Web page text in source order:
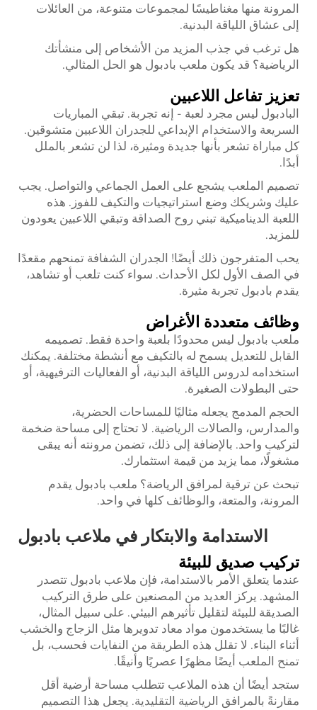
المرونة منها مغناطيسًا لمجموعات متنوعة، من العائلات
إلى عشاق اللياقة البدنية.
هل ترغب في جذب المزيد من الأشخاص إلى منشأتك
الرياضية؟ قد يكون ملعب بادبول هو الحل المثالي.
تعزيز تفاعل اللاعبين
البادبول ليس مجرد لعبة - إنه تجربة. تبقي المباريات
السريعة والاستخدام الإبداعي للجدران اللاعبين متشوقين.
كل مباراة تشعر بأنها جديدة ومثيرة، لذا لن تشعر بالملل
أبدًا.
تصميم الملعب يشجع على العمل الجماعي والتواصل. يجب
عليك وشريكك وضع استراتيجيات والتكيف للفوز. هذه
اللعبة الديناميكية تبني روح الصداقة وتبقي اللاعبين يعودون
للمزيد.
يحب المتفرجون ذلك أيضًا! الجدران الشفافة تمنحهم مقعدًا
في الصف الأول لكل الأحداث. سواء كنت تلعب أو تشاهد،
يقدم بادبول تجربة مثيرة.
وظائف متعددة الأغراض
ملعب بادبول ليس محدودًا بلعبة واحدة فقط. تصميمه
القابل للتعديل يسمح له بالتكيف مع أنشطة مختلفة. يمكنك
استخدامه لدروس اللياقة البدنية، أو الفعاليات الترفيهية، أو
حتى البطولات الصغيرة.
الحجم المدمج يجعله مثاليًا للمساحات الحضرية،
والمدارس، والصالات الرياضية. لا تحتاج إلى مساحة ضخمة
لتركيب واحد. بالإضافة إلى ذلك، تضمن مرونته أنه يبقى
مشغولًا، مما يزيد من قيمة استثمارك.
تبحث عن ترقية لمرافق الرياضة؟ ملعب بادبول يقدم
المرونة، والمتعة، والوظائف كلها في واحد.
الاستدامة والابتكار في ملاعب بادبول
تركيب صديق للبيئة
عندما يتعلق الأمر بالاستدامة، فإن ملاعب بادبول تتصدر
المشهد. يركز العديد من المصنعين على طرق التركيب
الصديقة للبيئة لتقليل تأثيرهم البيئي. على سبيل المثال،
غالبًا ما يستخدمون مواد معاد تدويرها مثل الزجاج والخشب
أثناء البناء. لا تقلل هذه الطريقة من النفايات فحسب، بل
تمنح الملعب أيضًا مظهرًا عصريًا وأنيقًا.
ستجد أيضًا أن هذه الملاعب تتطلب مساحة أرضية أقل
مقارنةً بالمرافق الرياضية التقليدية. يجعل هذا التصميم